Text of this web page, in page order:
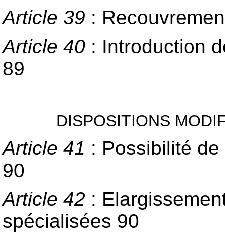
Article 39 :
Article 40 : Introduction
89
DISPOSITIONS
Article 41 : Possibilité
90
Article 42 :
spécialisées 90